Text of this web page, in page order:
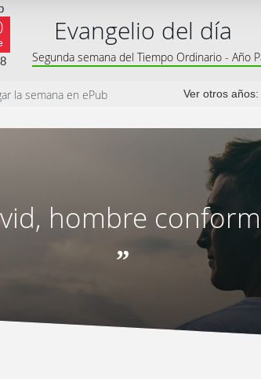
Evangelio del día
Segunda semana del Tiempo Ordinario - Año
la semana en ePub Ver otros años:
hombre
”